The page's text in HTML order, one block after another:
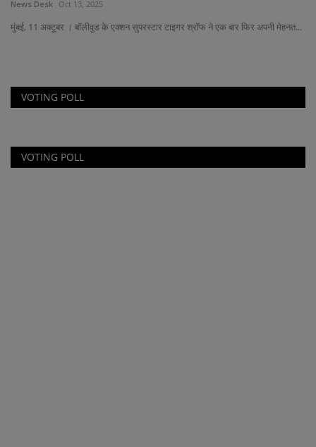
News Desk Oct 13, 2025
मुंबई, 11 अक्टूबर । बॉलीवुड के एक्शन सुपरस्टार टाइगर श्रॉफ ने एक बार फिर अपनी मेहनत...
VOTING POLL
VOTING POLL